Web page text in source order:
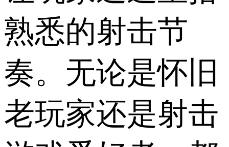
熟悉的射击节
奏。无论是怀旧
老玩家还是射击